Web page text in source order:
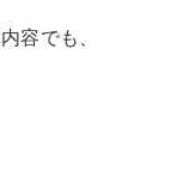
容でも、